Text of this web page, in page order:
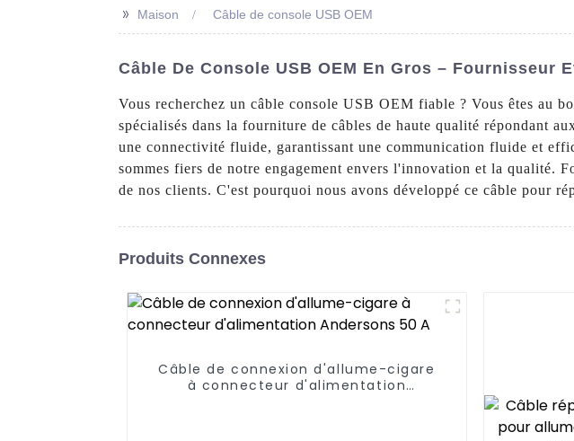
>> Maison Câble de console USB OEM
Câble De Console USB OEM En Gros – Fournisseur
Vous recherchez un câble console USB OEM fiable ? Vous êtes au
spécialisés dans la fourniture de câbles de haute qualité répondant
une connectivité fluide, garantissant une communication fluide et
sommes fiers de notre engagement envers l'innovation et la qualité.
de nos clients. C'est pourquoi nous avons développé ce câble pour
Produits Connexes
Câble de connexion d'allume-cigare
à connecteur d'alimentation